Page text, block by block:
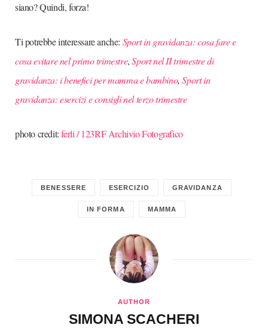
siano? Quindi, forza!
Ti potrebbe interessare anche: Sport in gravidanza: cosa fare e
cosa evitare nel primo trimestre,Sport nel II trimestre di
gravidanza: i benefici per mamma e bambino,Sport in
gravidanza: esercizi e consigli nel terzo trimestre
photo credit:ferli / 123RF Archivio Fotografico
BENESSERE ESERCIZIO GRAVIDANZA
IN FORMA MAMMA
AUTHOR
SIMONA SCACHERI